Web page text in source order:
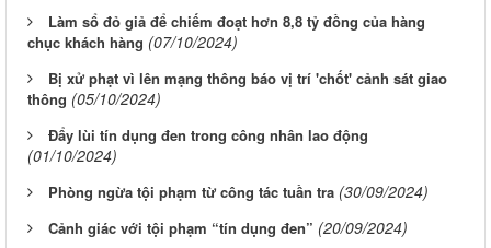
Làm sổ đỏ giả để chiếm đoạt hơn 8,8 tỷ đồng của hàng
chục khách hàng (07/10/2024)
Bị xử phạt vì lên mạng thông báo vị trí 'chốt' cảnh sát giao
thông (05/10/2024)
Đẩy lùi tín dụng đen trong công nhân lao động
(01/10/2024)
Phòng ngừa tội phạm từ công tác tuần tra (30/09/2024)
Cảnh giác với tội phạm “tín dụng đen” (20/09/2024)